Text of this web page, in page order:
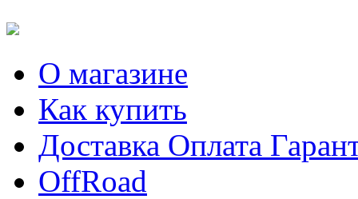
О магазине
Как купить
Доставка Оплата
OffRoad